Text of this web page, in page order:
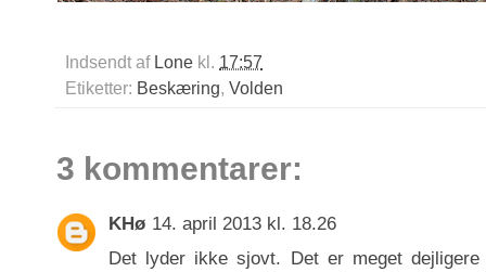
Indsendt af Lone kl. 17:57
Etiketter: Beskæring, Volden
3 kommentarer:
KHø 14. april 2013 kl. 18.26
Det lyder ikke sjovt. Det er meget